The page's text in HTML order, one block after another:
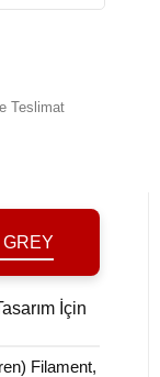
Teslimat
İçin
Filament,